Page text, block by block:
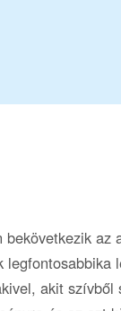
az
akit